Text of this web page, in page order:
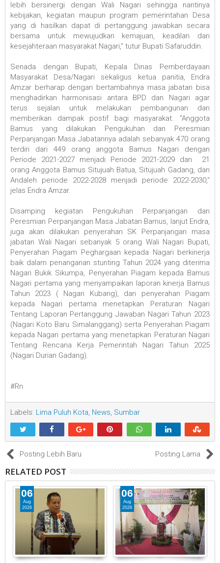
lebih bersinergi dengan Wali Nagari sehingga nantinya
kebijakan, kegiatan maupun program pemerintahan Desa
yang di hasilkan dapat di pertanggung jawabkan secara
bersama untuk mewujudkan kemajuan, keadilan dan
kesejahteraan masyarakat Nagari," tutur Bupati Safaruddin.
Senada dengan Bupati, Kepala Dinas Pemberdayaan
Masyarakat Desa/Nagari sekaligus ketua panitia, Endra
Amzar berharap dengan bertambahnya masa jabatan bisa
menghadirkan harmonisasi antara BPD dan Nagari agar
terus sejalan untuk melakukan pembangunan dan
memberikan dampak postif bagi masyarakat. "Anggota
Bamus yang dilakukan Pengukuhan dan Peresmian
Perpanjangan Masa Jabatannya adalah sebanyak 470 orang
terdiri dari 449 orang anggota Bamus Nagari dengan
Periode 2021-2027 menjadi Periode 2021-2029 dan 21
orang Anggota Bamus Situjuah Batua, Situjuah Gadang, dan
Andaleh periode 2022-2028 menjadi periode 2022-2030,"
jelas Endra Amzar.
Disamping kegiatan Pengukuhan Perpanjangan dan
Peresmian Perpanjangan Masa Jabatan Bamus, lanjut Endra,
juga akan dilakukan penyerahan SK Perpanjangan masa
jabatan Wali Nagari sebanyak 5 orang Wali Nagari Bupati,
Penyerahan Piagam Peghargaan kepada Nagari berkinerja
baik dalam penanganan stunting Tahun 2024 yang diterima
Nagari Bukik Sikumpa, Penyerahan Piagam kepada Bamus
Nagari pertama yang menyampaikan laporan kinerja Bamus
Tahun 2023 ( Nagari Kubang), dan penyerahan Piagam
kepada Nagari pertama menetapkan Peraturan Nagari
Tentang Laporan Pertanggung Jawaban Nagari Tahun 2023
(Nagari Koto Baru Simalanggang) serta Penyerahan Piagam
kepada Nagari pertama yang menetapkan Peraturan Nagari
Tentang Rencana Kerja Pemerintah Nagari Tahun 2025
(Nagari Durian Gadang).
#Rn
Labels: Lima Puluh Kota, News, Sumbar
Posting Lebih Baru Posting Lama
RELATED POST
06
Aug
2026
06
Aug
2026